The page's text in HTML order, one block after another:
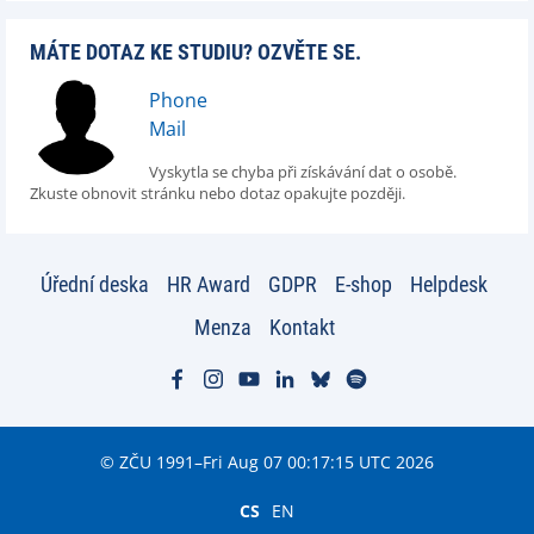
MÁTE DOTAZ KE STUDIU? OZVĚTE SE.
Phone
Mail
Vyskytla se chyba při získávání dat o osobě.
Zkuste obnovit stránku nebo dotaz opakujte později.
Úřední deska HR Award GDPR E-shop
Helpdesk
Menza
Kontakt
© ZČU 1991–Fri Aug 07 00:17:15 UTC 2026
CS EN